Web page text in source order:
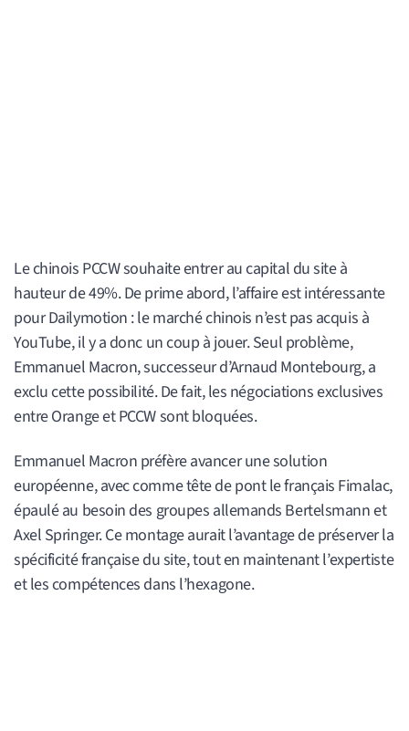
Le chinois PCCW souhaite entrer au capital du site à
hauteur de 49%. De prime abord, l’affaire est intéressante
pour Dailymotion : le marché chinois n’est pas acquis à
YouTube, il y a donc un coup à jouer. Seul problème,
Emmanuel Macron, successeur d’Arnaud Montebourg, a
exclu cette possibilité. De fait, les négociations exclusives
entre Orange et PCCW sont bloquées.
Emmanuel Macron préfère avancer une solution
européenne, avec comme tête de pont le français Fimalac,
épaulé au besoin des groupes allemands Bertelsmann et
Axel Springer. Ce montage aurait l’avantage de préserver la
spécificité française du site, tout en maintenant l’expertiste
et les compétences dans l’hexagone.